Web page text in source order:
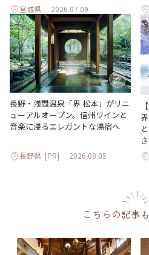
宮城県 2026.07.09
長野・浅間温泉「界 松本」がリニ
ューアルオープン。信州ワインと
音楽に浸るエレガントな湯宿へ
長野県 [PR] 2026.08.05
こちらの記事